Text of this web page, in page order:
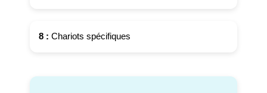
8 : Chariots spécifiques